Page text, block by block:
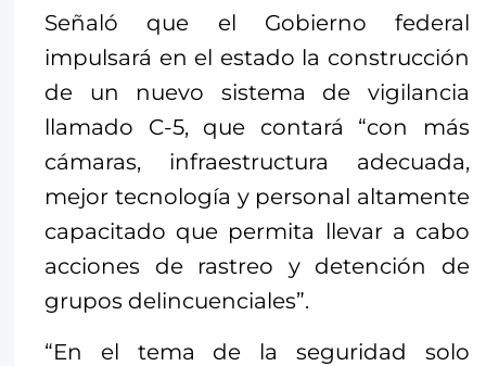
Señaló que el Gobierno federal
impulsará en el estado la construcción
de un nuevo sistema de vigilancia
llamado C-5, que contará “con más
cámaras, infraestructura adecuada,
mejor tecnología y personal altamente
capacitado que permita llevar a cabo
acciones de rastreo y detención de
grupos delincuenciales”.
“En el tema de la seguridad solo